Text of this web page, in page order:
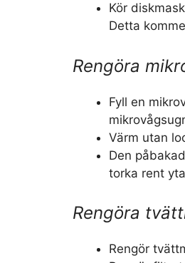
Kör
Detta
Rengöra
Fyll en
Värm utan
Den
torka rent
Rengöra
Rengör